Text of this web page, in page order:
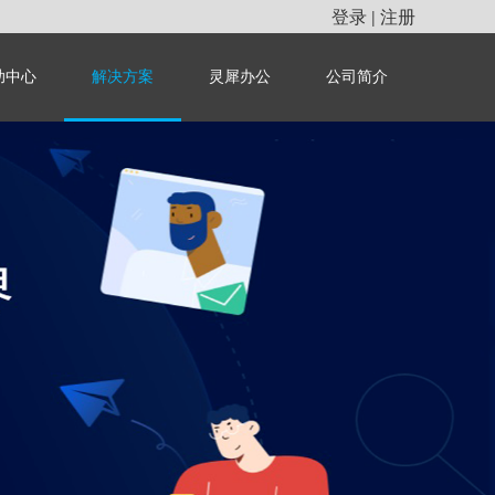
登录 | 注册
中心 解决方案 灵犀办公 公司简介